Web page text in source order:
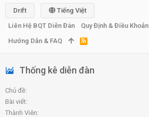
Thống kê diễn đàn
Chủ đề
Bài viết
Thành Viên
Drift
Tiếng Việt
Liên Hệ BQT Diễn Đàn
Quy Định & Điều Khoản
Hướng Dẫn & FAQ
R
S